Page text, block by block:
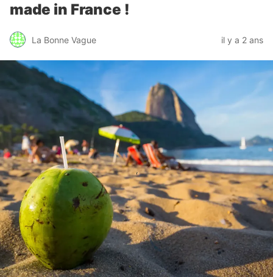
made in France !
La Bonne Vague il y a 2 ans